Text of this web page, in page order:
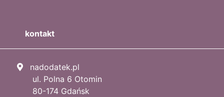
kontakt
nadodatek.pl
ul. Polna 6 Otomin
80-174 Gdańsk